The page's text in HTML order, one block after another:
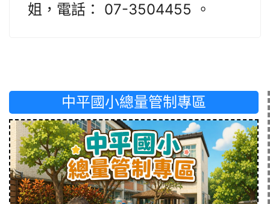
姐，電話： 07-3504455 。
中平國小總量管制專區